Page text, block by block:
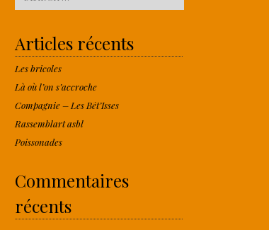
Articles récents
Les bricoles
Là où l’on s’accroche
Compagnie – Les Bêt’Isses
Rassemblart asbl
Poissonades
Commentaires
récents